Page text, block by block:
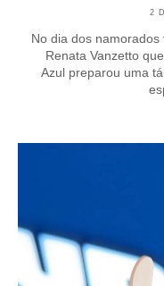
2
No dia dos
Renata Vanzetto
Azul preparou uma